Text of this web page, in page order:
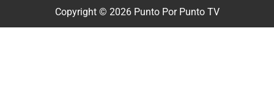
Copyright © 2026 Punto Por Punto TV